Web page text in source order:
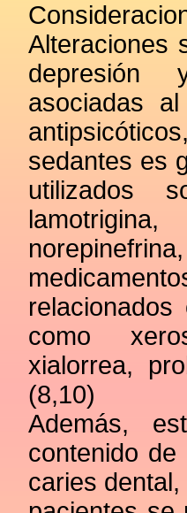
Alteraciones
depresión
asociadas
sedantes es
utilizados
como
xialorrea,
(8,10)
Además,
contenido
caries